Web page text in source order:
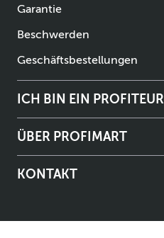
Garantie
Beschwerden
Geschäftsbestellungen
ICH BIN EIN PROFITEUR
ÜBER PROFIMART
KONTAKT